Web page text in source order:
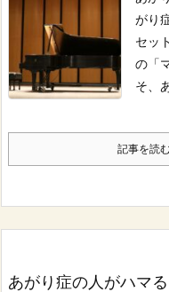
がり
セッ
の「
そ、
記事を読
あがり症の人がハマる